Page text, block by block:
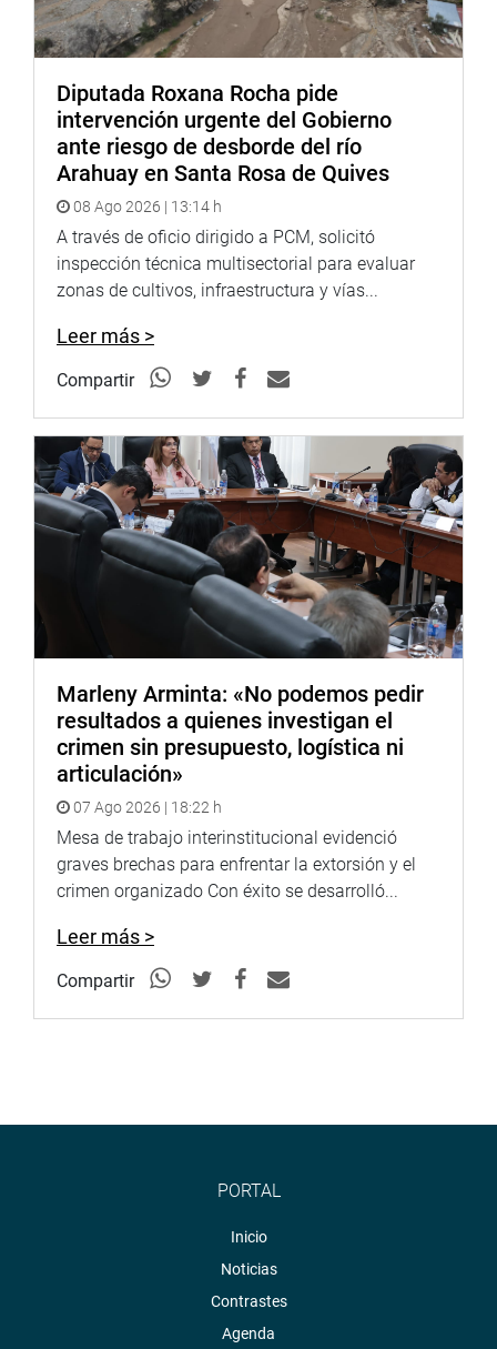
Diputada Roxana Rocha pide
intervención urgente del Gobierno
ante riesgo de desborde del río
Arahuay en Santa Rosa de Quives
08 Ago 2026 | 13:14 h
A través de oficio dirigido a PCM, solicitó
inspección técnica multisectorial para evaluar
zonas de cultivos, infraestructura y vías...
Leer más >
Compartir
Marleny Arminta: «No podemos pedir
resultados a quienes investigan el
crimen sin presupuesto, logística ni
articulación»
07 Ago 2026 | 18:22 h
Mesa de trabajo interinstitucional evidenció
graves brechas para enfrentar la extorsión y el
crimen organizado Con éxito se desarrolló...
Leer más >
Compartir
PORTAL
Inicio
Noticias
Contrastes
Agenda